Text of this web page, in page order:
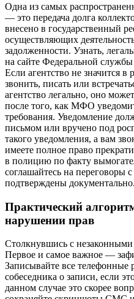
Одна из самых
— это передача долга
внесено в государственный
осуществляющих
задолженности. Узнать,
на сайте Федеральной
Если агентство не значится в
звонить, писать или
агентство легально, оно
после того, как МФО
требования. Уведомление
письмом или вручено под
такого уведомления, а вам
имеете полное право
в полицию по факту
соглашайтесь на переговоры
подтверждены документально.
Практический
нарушении прав
Столкнувшись с незаконными
Первое и самое важное —
Записывайте все телефонные
собеседника о записи, если
данном случае это скорее